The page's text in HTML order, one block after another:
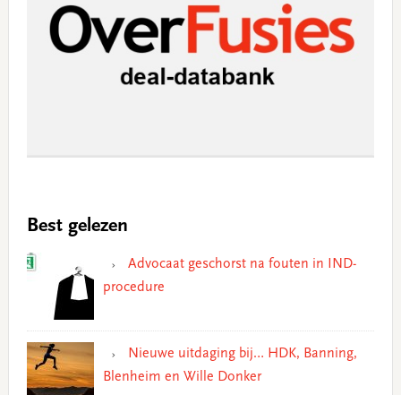
Best gelezen
Advocaat geschorst na fouten in IND-
procedure
Nieuwe uitdaging bij… HDK, Banning,
Blenheim en Wille Donker